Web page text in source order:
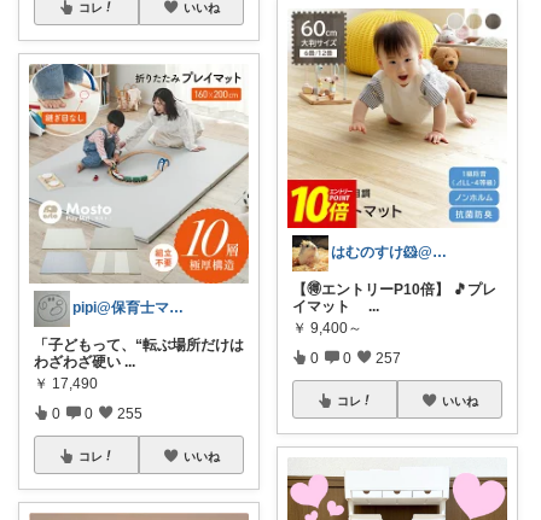
コレ いいね
pipi@保育士ママの趣味部屋
「子どもって、“転ぶ場所だけは
わざわざ硬い ...
￥ 17,490
0 0 255
コレ いいね
はむのすけ🐹@美味しいもの&季節の商品
【🉐エントリーP10倍】 🎵プレ
イマット
...
￥ 9,400～
0 0 257
コレ いいね